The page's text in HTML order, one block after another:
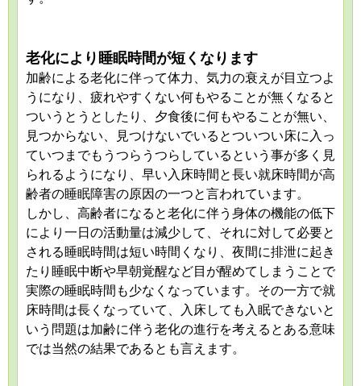
老化により睡眠時間が短くなります
加齢による老化に伴って体力、気力の衰えが目立つよ
うになり、疲れやすくない何もやることが無くなると
ついうとうとしたり、夕食後に何もやることが無い、
見つからない、見つけないでいるとついつい床に入っ
ていつまでもうつらうつらしているという事が多く見
られるようになり、早い入床時間と長い就床時間が高
齢者の睡眠障害の原因の一つと言われています。
しかし、高齢者になると老化に伴う身体の機能の低下
により一日の活動量は減少して、それに対して必要と
される睡眠時間は短い時間くなり、夜間に排泄に起き
たり睡眠中断や早朝覚醒など目が醒めてしまうことで
実際の睡眠時間も少なくなっています。その一方で就
床時間は長くなっていて、入床しても入眠できないと
いう問題は加齢に伴う老化の進行を考えるとある意味
では当然の結果であるとも言えます。